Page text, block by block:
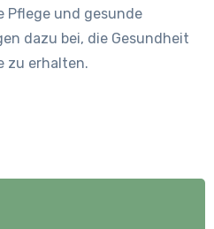
Pflege und gesunde
dazu bei, die Gesundheit
zu erhalten.